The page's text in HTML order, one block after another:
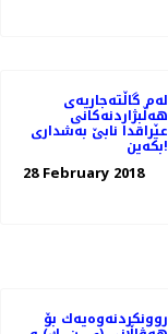
لەم گاڵتەجاریەی
هەڵبژاردنەکانی
عێراقدا نابێ بەشداری
بکەین!
28 February 2018
روونكردنه‌وه‌یه‌ك بۆ